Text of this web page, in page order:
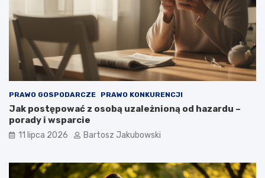
PRAWO GOSPODARCZE PRAWO KONKURENCJI
Jak postępować z osobą uzależnioną od hazardu –
porady i wsparcie
11 lipca 2026 Bartosz Jakubowski